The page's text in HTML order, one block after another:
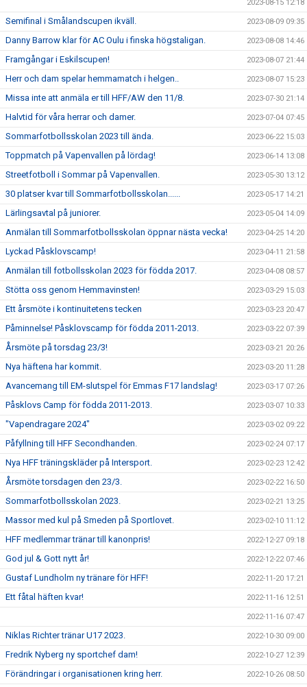
2023-08-15 12:18
Semifinal i Smålandscupen ikväll. 2023-08-09 09:35
Danny Barrow klar för AC Oulu i finska högstaligan. 2023-08-08 14:46
Framgångar i Eskilscupen! 2023-08-07 21:44
Herr och dam spelar hemmamatch i helgen.. 2023-08-07 15:23
Missa inte att anmäla er till HFF/AW den 11/8. 2023-07-30 21:14
Halvtid för våra herrar och damer. 2023-07-04 07:45
Sommarfotbollsskolan 2023 till ända. 2023-06-22 15:03
Toppmatch på Vapenvallen på lördag! 2023-06-14 13:08
Streetfotboll i Sommar på Vapenvallen. 2023-05-30 13:12
30 platser kvar till Sommarfotbollsskolan...... 2023-05-17 14:21
Lärlingsavtal på juniorer. 2023-05-04 14:09
Anmälan till Sommarfotbollsskolan öppnar nästa vecka! 2023-04-25 14:20
Lyckad Påsklovscamp! 2023-04-11 21:58
Anmälan till fotbollsskolan 2023 för födda 2017. 2023-04-08 08:57
Stötta oss genom Hemmavinsten! 2023-03-29 15:03
Ett årsmöte i kontinuitetens tecken 2023-03-23 20:47
Påminnelse! Påsklovscamp för födda 2011-2013. 2023-03-22 07:39
Årsmöte på torsdag 23/3! 2023-03-21 20:26
Nya häftena har kommit. 2023-03-20 11:28
Avancemang till EM-slutspel för Emmas F17 landslag! 2023-03-17 07:26
Påsklovs Camp för födda 2011-2013. 2023-03-07 10:33
"Vapendragare 2024" 2023-03-02 09:22
Påfyllning till HFF Secondhanden. 2023-02-24 07:17
Nya HFF träningskläder på Intersport. 2023-02-23 12:42
Årsmöte torsdagen den 23/3. 2023-02-22 16:50
Sommarfotbollsskolan 2023. 2023-02-21 13:25
Massor med kul på Smeden på Sportlovet. 2023-02-10 11:12
HFF medlemmar tränar till kanonpris! 2022-12-27 09:18
God jul & Gott nytt år! 2022-12-22 07:46
Gustaf Lundholm ny tränare för HFF! 2022-11-20 17:21
Ett fåtal häften kvar! 2022-11-16 12:51
2022-11-16 07:47
Niklas Richter tränar U17 2023. 2022-10-30 09:00
Fredrik Nyberg ny sportchef dam! 2022-10-27 12:39
Förändringar i organisationen kring herr. 2022-10-26 08:50